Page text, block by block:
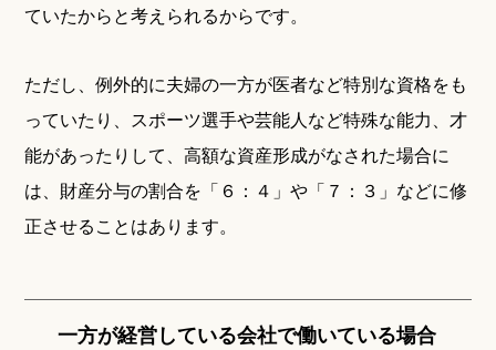
ていたからと考えられるからです。
ただし、例外的に夫婦の一方が医者など特別な資格をも
っていたり、スポーツ選手や芸能人など特殊な能力、才
能があったりして、高額な資産形成がなされた場合に
は、財産分与の割合を「６：４」や「７：３」などに修
正させることはあります。
一方が経営している会社で働いている場合